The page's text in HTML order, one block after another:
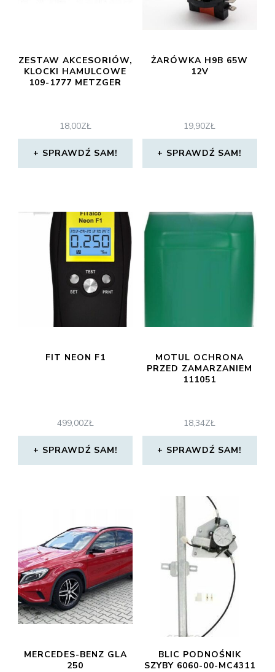
ZESTAW AKCESORIÓW,
KLOCKI HAMULCOWE
109-1777 METZGER
18,00ZŁ
SPRAWDŹ SAM!
ŻARÓWKA H9B 65W
12V
19,90ZŁ
SPRAWDŹ SAM!
FIT NEON F1
499,00ZŁ
SPRAWDŹ SAM!
MOTUL OCHRONA
PRZED ZAMARZANIEM
111051
18,34ZŁ
SPRAWDŹ SAM!
MERCEDES-BENZ GLA
250
BLIC PODNOŚNIK
SZYBY 6060-00-MC4311